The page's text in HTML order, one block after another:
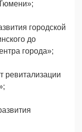
городской
до
города»;
ревитализации